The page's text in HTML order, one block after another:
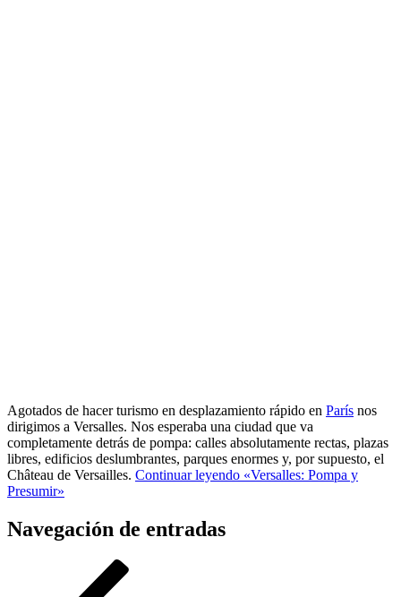
Agotados de hacer turismo en desplazamiento rápido en París nos
dirigimos a Versalles. Nos esperaba una ciudad que va
completamente detrás de pompa: calles absolutamente rectas, plazas
libres, edificios deslumbrantes, parques enormes y, por supuesto, el
Château de Versailles. Continuar leyendo «Versalles: Pompa y
Presumir»
Navegación de entradas